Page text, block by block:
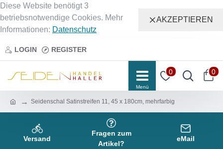
Diese Website benötigt 3
betriebsnotwendige Cookies. Mehr
Informationen: Datenschutz
AKZEPTIEREN
LOGIN REGISTER
0 0
Seidenschal Satinstreifen 11, 45 x 180cm, mehrfarbig
Versand
Fragen zum
Artikel?
eMail